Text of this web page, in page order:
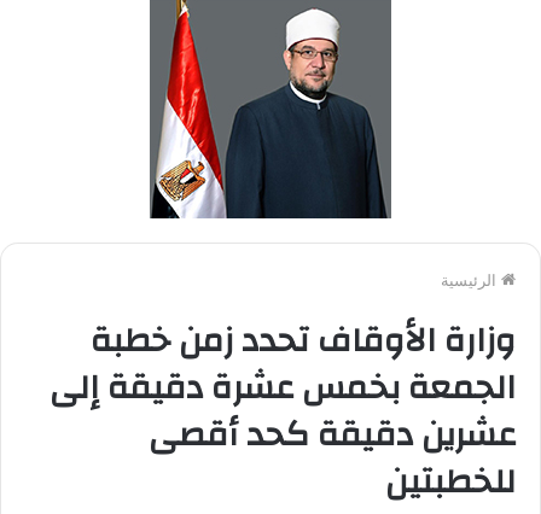
الرئيسية
وزارة الأوقاف تحدد زمن خطبة
الجمعة بخمس عشرة دقيقة إلى
عشرين دقيقة كحد أقصى
للخطبتين